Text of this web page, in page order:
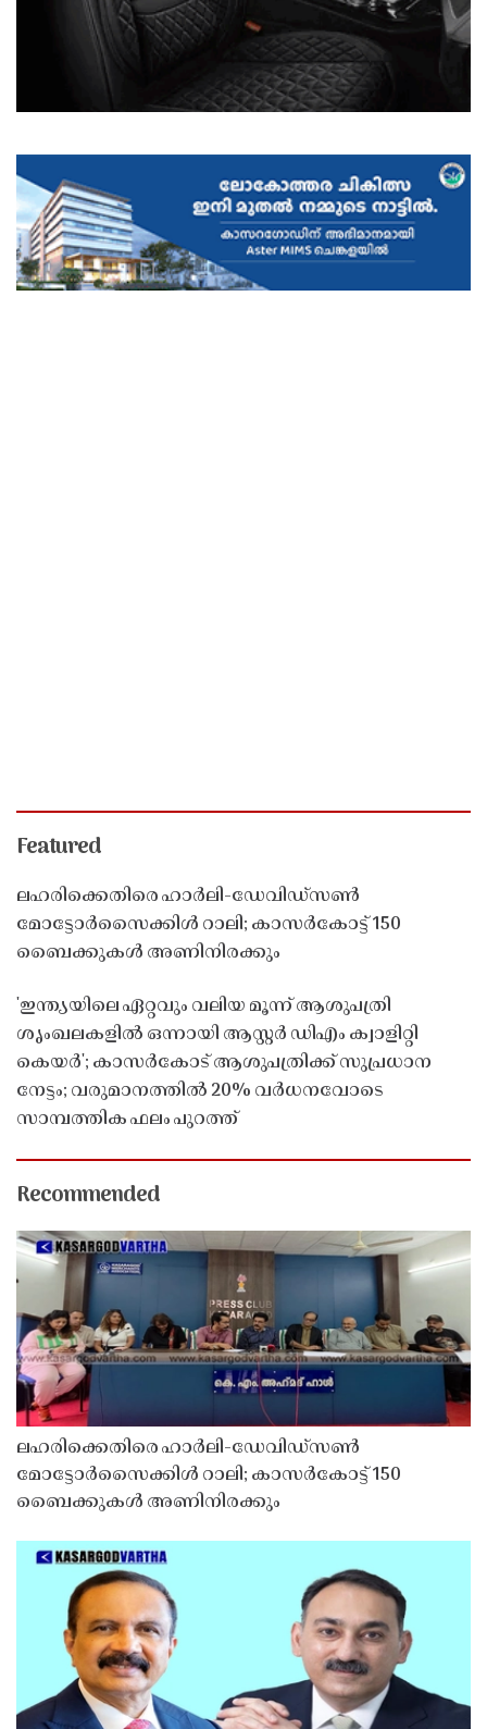
Featured
ലഹരിക്കെതിരെ ഹാർലി-ഡേവിഡ്‌സൺ
മോട്ടോർസൈക്കിൾ റാലി; കാസർകോട്ട് 150
ബൈക്കുകൾ അണിനിരക്കും
'ഇന്ത്യയിലെ ഏറ്റവും വലിയ മൂന്ന് ആശുപത്രി
ശൃംഖലകളിൽ ഒന്നായി ആസ്റ്റർ ഡിഎം ക്വാളിറ്റി
കെയർ'; കാസർകോട് ആശുപത്രിക്ക് സുപ്രധാന
നേട്ടം; വരുമാനത്തിൽ 20% വർധനവോടെ
സാമ്പത്തിക ഫലം പുറത്ത്
Recommended
ലഹരിക്കെതിരെ ഹാർലി-ഡേവിഡ്‌സൺ
മോട്ടോർസൈക്കിൾ റാലി; കാസർകോട്ട് 150
ബൈക്കുകൾ അണിനിരക്കും